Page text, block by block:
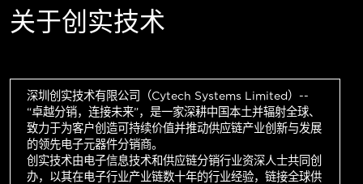
关于创实技术
深圳创实技术有限公司（Cytech Systems Limited）--
“卓越分销，连接未来”，是一家深耕中国本土并辐射全球、
致力于为客户创造可持续价值并推动供应链产业创新与发展
的领先电子元器件分销商。
创实技术由电子信息技术和供应链分销行业资深人士共同创
办，以其在电子行业产业链数十年的行业经验，链接全球供